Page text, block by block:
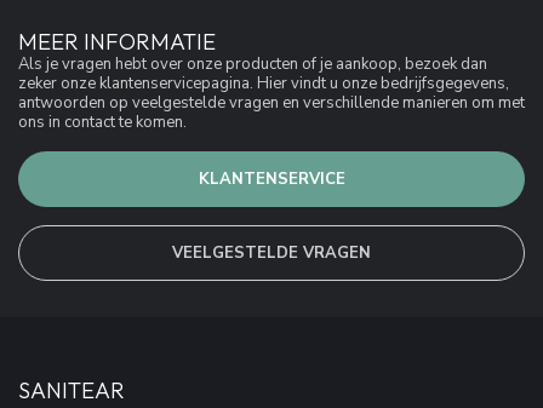
MEER INFORMATIE
Als je vragen hebt over onze producten of je aankoop, bezoek dan
zeker onze klantenservicepagina. Hier vindt u onze bedrijfsgegevens,
antwoorden op veelgestelde vragen en verschillende manieren om met
ons in contact te komen.
KLANTENSERVICE
VEELGESTELDE VRAGEN
SANITEAR